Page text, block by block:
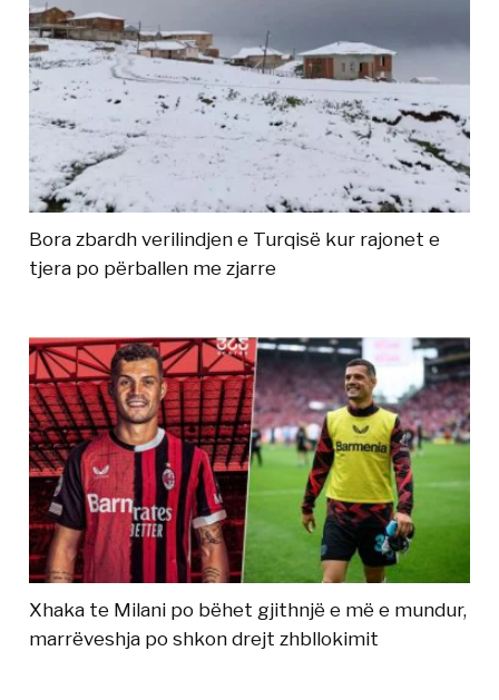
Bora zbardh verilindjen e Turqisë kur rajonet e
tjera po përballen me zjarre
Xhaka te Milani po bëhet gjithnjë e më e mundur,
marrëveshja po shkon drejt zhbllokimit